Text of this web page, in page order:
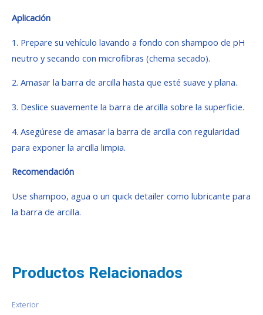
Aplicación
1. Prepare su vehículo lavando a fondo con shampoo de pH
neutro y secando con microfibras (chema secado).
2. Amasar la barra de arcilla hasta que esté suave y plana.
3. Deslice suavemente la barra de arcilla sobre la superficie.
4. Asegúrese de amasar la barra de arcilla con regularidad
para exponer la arcilla limpia.
Recomendación
Use shampoo, agua o un quick detailer como lubricante para
la barra de arcilla.
Productos Relacionados
Exterior